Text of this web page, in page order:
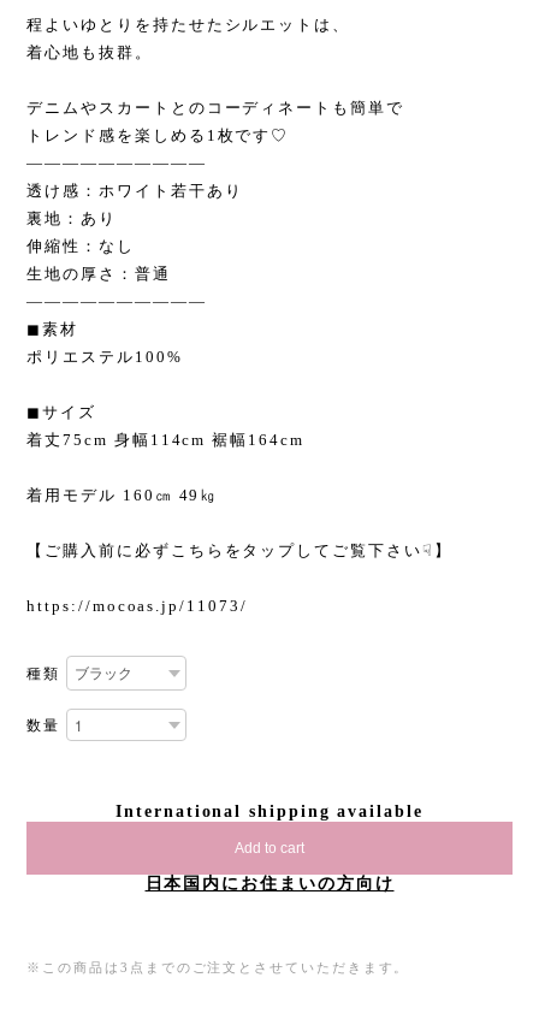
程よいゆとりを持たせたシルエットは、
着心地も抜群。
デニムやスカートとのコーディネートも簡単で
トレンド感を楽しめる1枚です♡
——————————
透け感：ホワイト若干あり
裏地：あり
伸縮性：なし
生地の厚さ：普通
——————————
◼︎素材
ポリエステル100%
◼︎サイズ
着丈75cm 身幅114cm 裾幅164cm
着用モデル 160㎝ 49㎏
【ご購入前に必ずこちらをタップしてご覧下さい☟】
https://mocoas.jp/11073/
種類
数量
International shipping available
Add to cart
日本国内にお住まいの方向け
※この商品は3点までのご注文とさせていただきます。